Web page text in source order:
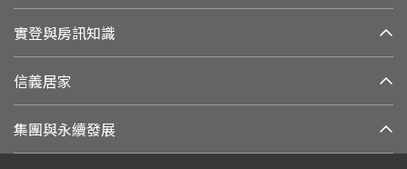
實登與房訊知識
信義居家
集團與永續發展